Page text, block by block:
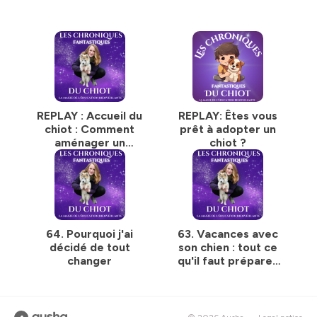
REPLAY : Accueil du
chiot : Comment
aménager un
espace confortable
? 🏡🐶
REPLAY: Êtes vous
prêt à adopter un
chiot ?
64. Pourquoi j'ai
décidé de tout
changer
63. Vacances avec
son chien : tout ce
qu'il faut préparer